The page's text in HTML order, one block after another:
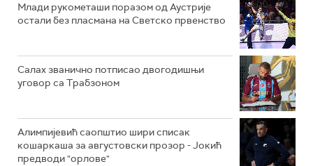
Млади рукометаши поразом од Аустрије
остали без пласмана на Светско првенство
Салах званично потписао двогодишњи
уговор са Трабзоном
Алимпијевић саопштио шири списак
кошаркаша за августовски прозор - Јокић
предводи "орлове"